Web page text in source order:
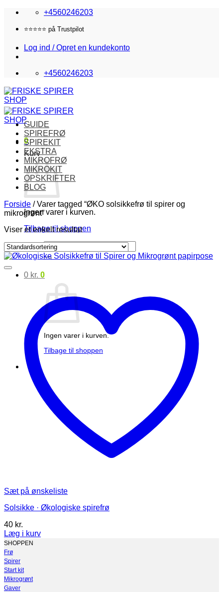
Fortsæt
indhold
+4560246203
⭐️⭐️⭐️⭐️⭐️ på Trustpilot
Log ind / Opret en kundekonto
+4560246203
0
Kurv
Ingen varer i kurven.
Tilbage til shoppen
Søg
efter:
0 kr. 0
Ingen varer i kurven.
Tilbage til shoppen
GUIDE
SPIREFRØ
SPIREKIT
EKSTRA
MIKROFRØ
MIKROKIT
OPSKRIFTER
BLOG
Forside /Varer tagged “ØKO solsikkefrø til spirer og
mikrogrønt”
Viser et enkelt resultat
Sæt på ønskeliste
Solsikke · Økologiske spirefrø
40 kr.
Læg i kurv
Dette
vare
har
flere
varianter.
Mulighederne
SHOPPEN
Frø
Spirer
Start kit
Mikrogrønt
Gaver